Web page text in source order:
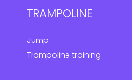
TRAMPOLINE
Jump
Trampoline training